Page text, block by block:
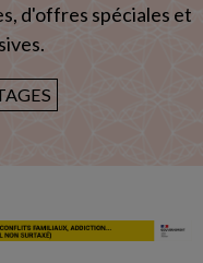
d'offres spéciales et